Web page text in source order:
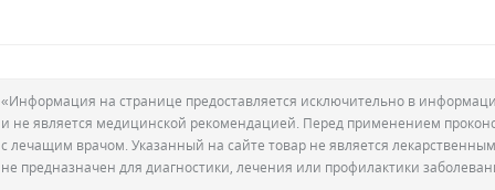
«Информация на странице предоставляется исключительно в
и не является медицинской рекомендацией. Перед применением
с лечащим врачом. Указанный на сайте товар не является
не предназначен для диагностики, лечения или профилактики